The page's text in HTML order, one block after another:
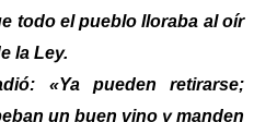
todo el pueblo lloraba al oír
la Ley.
«Ya pueden retirarse;
un buen vino y manden